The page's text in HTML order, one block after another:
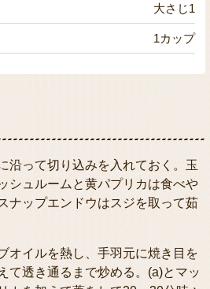
大さじ1
1カップ
沿って切り込みを入れておく。玉
シュルームと黄パプリカは食べや
ナップエンドウはスジを取って茹
オイルを熱し、手羽元に焼き目を
て透き通るまで炒める。(a)とマッ